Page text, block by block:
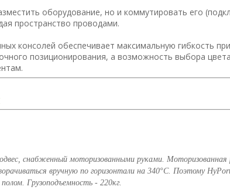
оборудование, но и коммутировать его
пространство проводами.
консолей обеспечивает максимальную гибкость
позиционирования, а возможность выбора
снабженный моторизованными руками.
вручную по горизонтали на 340°С. Поэтому
Грузоподъемность - 220кг.